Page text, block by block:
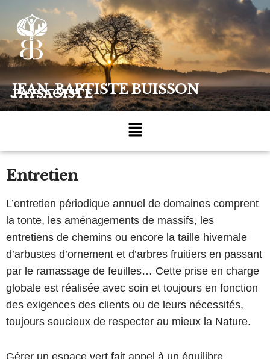
Aller
au
contenu
JEAN-BAPTISTE BUISSON
PAYSAGISTE
Entretien
L’entretien périodique annuel de domaines comprent
la tonte, les aménagements de massifs, les
entretiens de chemins ou encore la taille hivernale
d’arbustes d’ornement et d’arbres fruitiers en passant
par le ramassage de feuilles… Cette prise en charge
globale est réalisée avec soin et toujours en fonction
des exigences des clients ou de leurs nécessités,
toujours soucieux de respecter au mieux la Nature.
Gérer un espace vert fait appel à un équilibre